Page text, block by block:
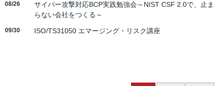
08/26
サイバー攻撃対応BCP実践勉強会～NIST CSF 2.0で、止ま
らない会社をつくる～
09/30 ISO/TS31050 エマージング・リスク講座